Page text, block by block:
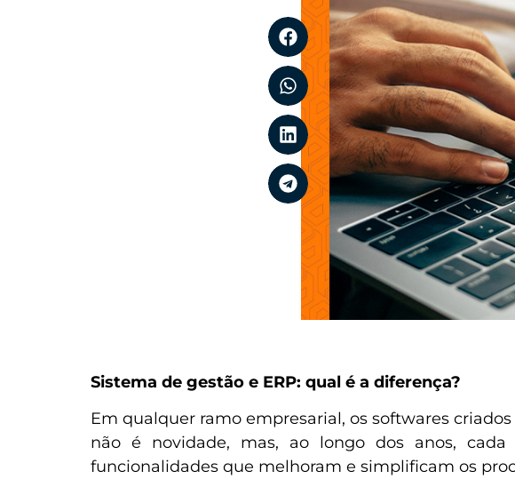
Sistema de gestão e ERP: qual é a diferença?
Em qualquer ramo empresarial, os softwares
não é novidade, mas, ao longo dos anos,
funcionalidades que melhoram e simplificam os